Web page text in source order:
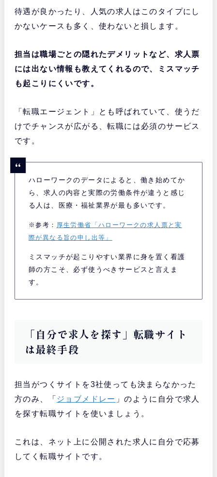
待遇が良かったり、人気の求人はこのタイプにし
かないケースも多く、使わないと損します。
担当は職場ごとの隠れたデメリットなど、求人票
には出ない情報も教えてくれるので、ミスマッチ
も起こりにくいです。
「転職エージェント」とも呼ばれていて、使うだ
けでチャンスが広がる、転職には必須のサービス
です。
ハローワークのデータによると、働き始めてか
ら、求人の内容と実際の労働条件が違うと感じ
る人は、医療・福祉業界が最も多いです。
※参考： 厚生労働省「ハローワークの求人票と実
際が異なる旨の申し出等」
ミスマッチが起こりやすい業界に身を置く看護
師の方こそ、必ず使うべきサービスと言えま
す。
「自分で求人を探す」転職サイト
は最終手段
担当がつくサイトを3社使っても決まらなかった
方のみ、「 ジョブメドレー 」のように自分で求人
を探す転職サイトを使いましょう。
これは、ネット上に公開された求人に自分で応募
してく転職サイトです。